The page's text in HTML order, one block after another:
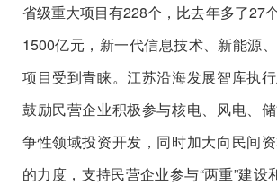
省级重大项目有228个，比去年多了27
1500亿元，新一代信息技术、新能源
项目受到青睐。江苏沿海发展智库执
鼓励民营企业积极参与核电、风电、
争性领域投资开发，同时加大向民间
的力度，支持民营企业参与“两重”建设